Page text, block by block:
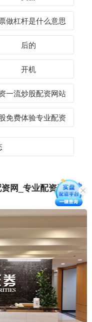
做杠杆是什么意思
后的
开机
一流炒股配资网站
免费体验专业配资
网_专业配资平台